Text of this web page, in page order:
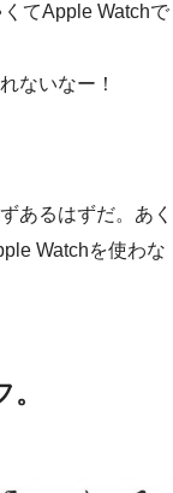
てApple Watchで
ないなー！
あるはずだ。あく
Watchを使わな